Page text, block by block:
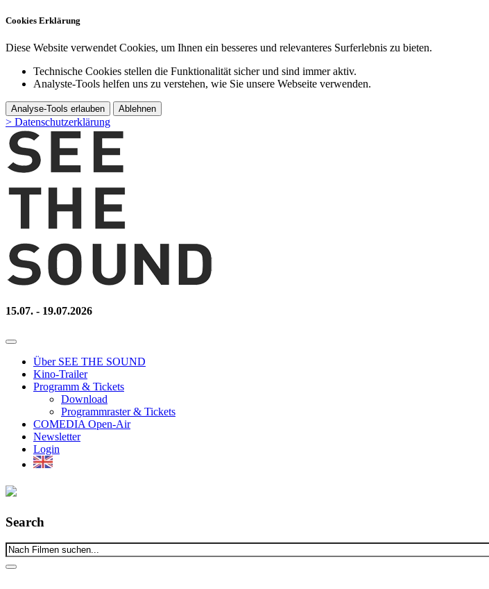
Cookies Erklärung
Diese Website verwendet Cookies, um Ihnen ein besseres und relevanteres Surferlebnis zu bieten.
Technische Cookies stellen die Funktionalität sicher und sind immer aktiv.
Analyste-Tools helfen uns zu verstehen, wie Sie unsere Webseite verwenden.
Analyse-Tools erlauben Ablehnen
> Datenschutzerklärung
15.07. - 19.07.2026
Über SEE THE SOUND
Kino-Trailer
Programm & Tickets
Download
Programmraster & Tickets
COMEDIA Open-Air
Newsletter
Login
Search